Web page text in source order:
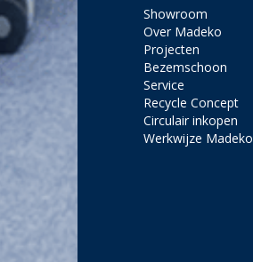
Showroom
Over Madeko
Projecten
Bezemschoon
Service
Recycle Concept
Circulair inkopen
Werkwijze Madeko